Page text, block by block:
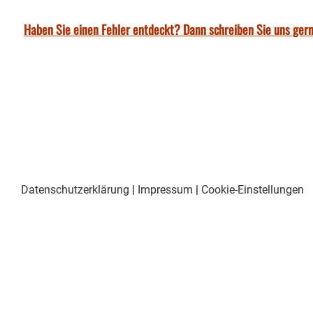
Haben Sie einen Fehler entdeckt? Dann schreiben Sie uns
Datenschutzerklärung | Impressum | Cookie-Einstellungen